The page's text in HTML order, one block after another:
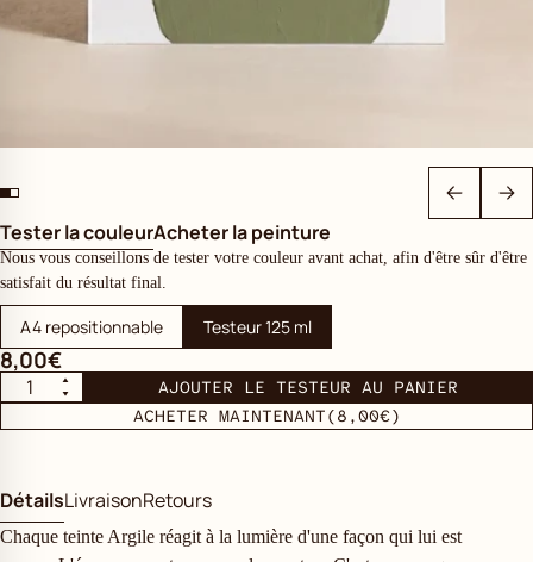
Tester la couleurAcheter la peinture
Nous vous conseillons de tester votre couleur avant achat, afin d'être sûr d'être
satisfait du résultat final.
A4 repositionnable Testeur 125 ml
8,00€
AJOUTER LE TESTEUR AU PANIER
ACHETER MAINTENANT(8,00€)
DétailsLivraisonRetours
Chaque teinte Argile réagit à la lumière d'une façon qui lui est